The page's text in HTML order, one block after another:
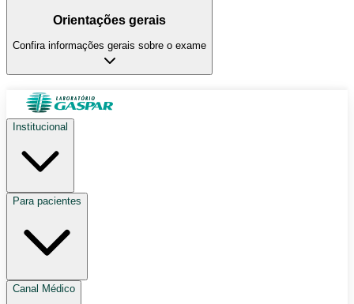
Orientações gerais
Confira informações gerais sobre o exame
Institucional
Para pacientes
Canal Médico